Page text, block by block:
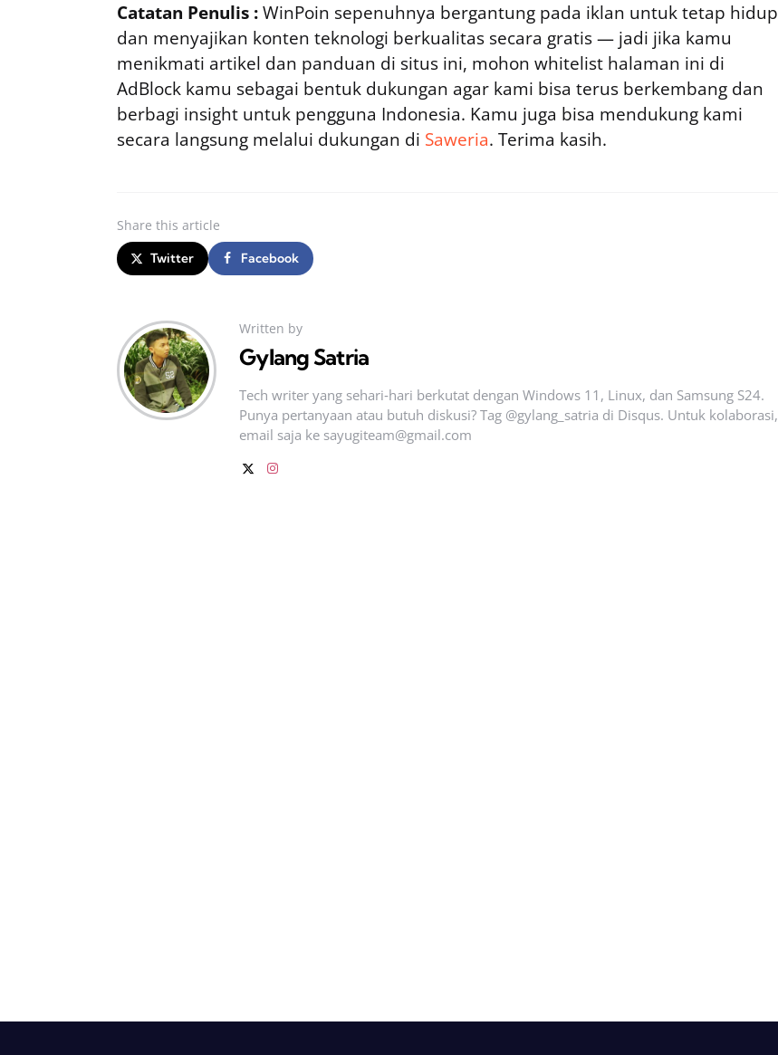
Catatan Penulis :WinPoin sepenuhnya bergantung pada iklan untuk tetap hidup
dan menyajikan konten teknologi berkualitas secara gratis — jadi jika kamu
menikmati artikel dan panduan di situs ini, mohon whitelist halaman ini di
AdBlock kamu sebagai bentuk dukungan agar kami bisa terus berkembang dan
berbagi insight untuk pengguna Indonesia. Kamu juga bisa mendukung kami
secara langsung melalui dukungan di Saweria. Terima kasih.
Share this article
Twitter Facebook
Written by
Gylang Satria
Tech writer yang sehari‑hari berkutat dengan Windows 11, Linux, dan Samsung S24.
Punya pertanyaan atau butuh diskusi? Tag @gylang_satria di Disqus. Untuk kolaborasi,
email saja ke sayugiteam@gmail.com